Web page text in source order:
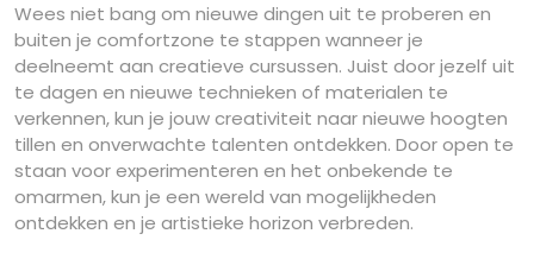
Wees niet bang om nieuwe dingen uit te proberen en
buiten je comfortzone te stappen wanneer je
deelneemt aan creatieve cursussen. Juist door jezelf uit
te dagen en nieuwe technieken of materialen te
verkennen, kun je jouw creativiteit naar nieuwe hoogten
tillen en onverwachte talenten ontdekken. Door open te
staan voor experimenteren en het onbekende te
omarmen, kun je een wereld van mogelijkheden
ontdekken en je artistieke horizon verbreden.